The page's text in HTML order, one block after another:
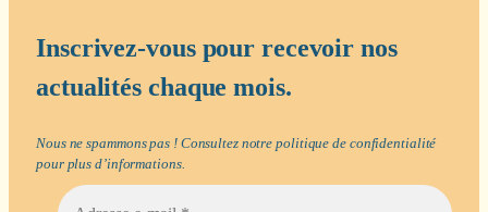
Inscrivez-vous pour recevoir nos
actualités chaque mois.
Nous ne spammons pas ! Consultez notrepolitique de confidentialité
pour plus d’informations.